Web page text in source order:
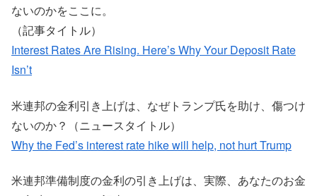
ないのかをここに。
（記事タイトル）
Interest Rates Are Rising. Here’s Why Your Deposit Rate
Isn’t
米連邦の金利引き上げは、なぜトランプ氏を助け、傷つけ
ないのか？（ニュースタイトル）
Why the Fed’s interest rate hike will help, not hurt Trump
米連邦準備制度の金利の引き上げは、実際、あなたのお金